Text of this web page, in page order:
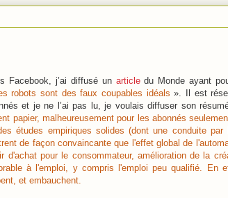
Facebook, j’ai diffusé un articledu Monde ayant
robots sont des faux coupables idéals ». Il est
et je ne l’ai pas lu, je voulais diffuser son
papier, malheureusement pour les abonnés
études empiriques solides (dont une conduite par
de façon convaincante que l'effet global de
pour le consommateur, amélioration de la
à l'emploi, y compris l'emploi peu qualifié. En
et embauchent.